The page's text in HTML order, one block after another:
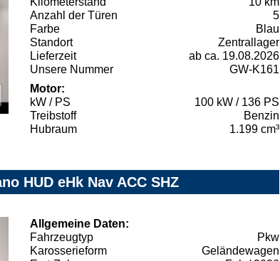
Anzahl der Türen
5
Farbe
Blau
Standort
Zentrallager
Lieferzeit
ab ca. 19.08.2026
Unsere Nummer
GW-K161
Motor:
kW / PS
100 kW / 136 PS
Treibstoff
Benzin
Hubraum
1.199 cm³
HUD eHk Nav ACC SHZ
Allgemeine Daten:
Fahrzeugtyp
Pkw
Karosserieform
Geländewagen